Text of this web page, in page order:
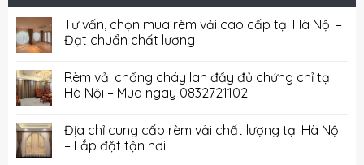
Tư vấn, chọn mua rèm vải cao cấp tại Hà Nội –
Đạt chuẩn chất lượng
Rèm vải chống cháy lan đầy đủ chứng chỉ tại
Hà Nội – Mua ngay 0832721102
Địa chỉ cung cấp rèm vải chất lượng tại Hà Nội
– Lắp đặt tận nơi